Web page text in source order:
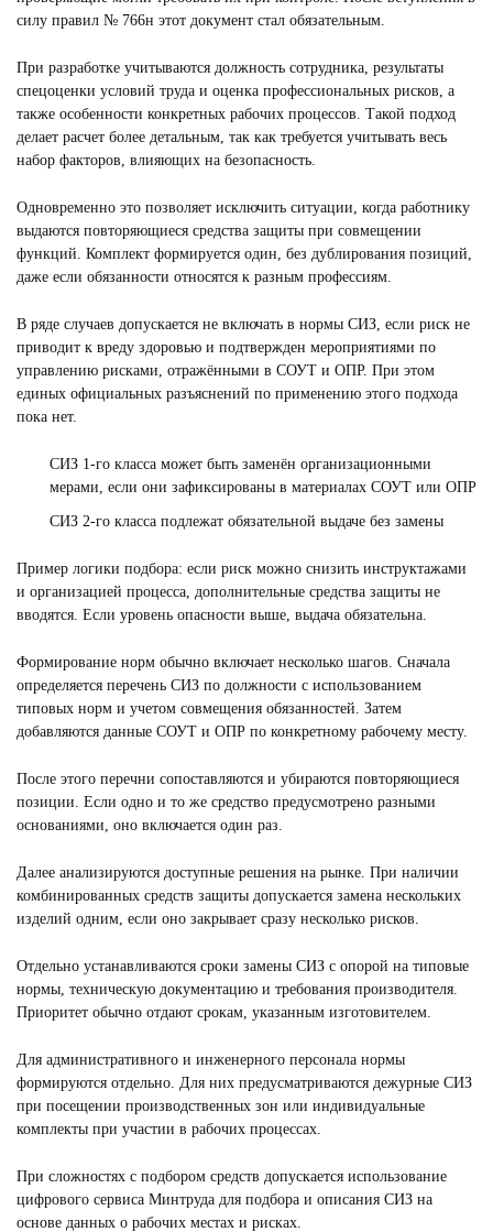
силу правил № 766н этот документ стал обязательным.
При разработке учитываются должность сотрудника, результаты
спецоценки условий труда и оценка профессиональных рисков, а
также особенности конкретных рабочих процессов. Такой подход
делает расчет более детальным, так как требуется учитывать весь
набор факторов, влияющих на безопасность.
Одновременно это позволяет исключить ситуации, когда работнику
выдаются повторяющиеся средства защиты при совмещении
функций. Комплект формируется один, без дублирования позиций,
даже если обязанности относятся к разным профессиям.
В ряде случаев допускается не включать в нормы СИЗ, если риск не
приводит к вреду здоровью и подтвержден мероприятиями по
управлению рисками, отражёнными в СОУТ и ОПР. При этом
единых официальных разъяснений по применению этого подхода
пока нет.
СИЗ 1-го класса может быть заменён организационными
мерами, если они зафиксированы в материалах СОУТ или ОПР
СИЗ 2-го класса подлежат обязательной выдаче без замены
Пример логики подбора: если риск можно снизить инструктажами
и организацией процесса, дополнительные средства защиты не
вводятся. Если уровень опасности выше, выдача обязательна.
Формирование норм обычно включает несколько шагов. Сначала
определяется перечень СИЗ по должности с использованием
типовых норм и учетом совмещения обязанностей. Затем
добавляются данные СОУТ и ОПР по конкретному рабочему месту.
После этого перечни сопоставляются и убираются повторяющиеся
позиции. Если одно и то же средство предусмотрено разными
основаниями, оно включается один раз.
Далее анализируются доступные решения на рынке. При наличии
комбинированных средств защиты допускается замена нескольких
изделий одним, если оно закрывает сразу несколько рисков.
Отдельно устанавливаются сроки замены СИЗ с опорой на типовые
нормы, техническую документацию и требования производителя.
Приоритет обычно отдают срокам, указанным изготовителем.
Для административного и инженерного персонала нормы
формируются отдельно. Для них предусматриваются дежурные СИЗ
при посещении производственных зон или индивидуальные
комплекты при участии в рабочих процессах.
При сложностях с подбором средств допускается использование
цифрового сервиса Минтруда для подбора и описания СИЗ на
основе данных о рабочих местах и рисках.